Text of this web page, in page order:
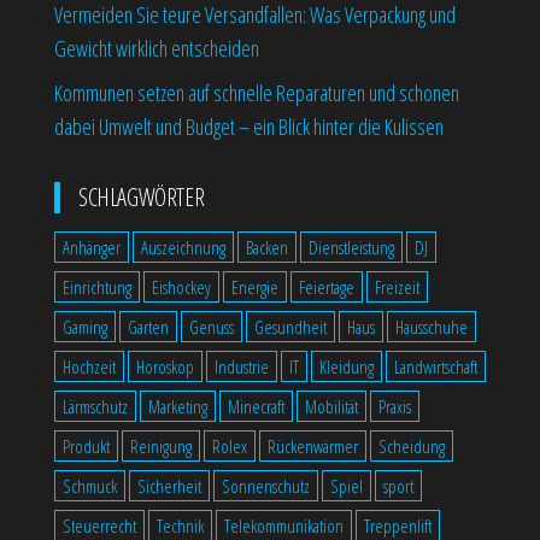
Vermeiden Sie teure Versandfallen: Was Verpackung und
Gewicht wirklich entscheiden
Kommunen setzen auf schnelle Reparaturen und schonen
dabei Umwelt und Budget – ein Blick hinter die Kulissen
SCHLAGWÖRTER
Anhänger Auszeichnung Backen Dienstleistung
DJ
Einrichtung
Eishockey Energie Feiertage
Freizeit
Gaming
Garten Genuss Gesundheit Haus
Hausschuhe
Hochzeit
Horoskop Industrie IT Kleidung
Landwirtschaft
Lärmschutz
Marketing Minecraft Mobilität
Praxis
Produkt
Reinigung Rolex Rückenwärmer
Scheidung
Schmuck
Sicherheit Sonnenschutz Spiel
sport
Steuerrecht
Technik Telekommunikation Treppenlift